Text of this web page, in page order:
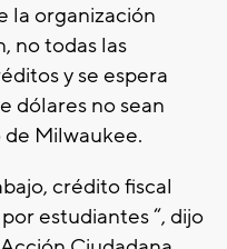
la organización
no todas las
y se espera
dólares no sean
Milwaukee.
crédito fiscal
estudiantes “, dijo